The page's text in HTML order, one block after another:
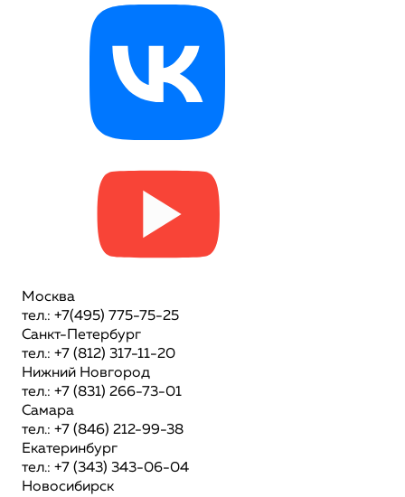
Москва
тел.: +7(495) 775-75-25
Санкт-Петербург
тел.: +7 (812) 317-11-20
Нижний Новгород
тел.: +7 (831) 266-73-01
Самара
тел.: +7 (846) 212-99-38
Екатеринбург
тел.: +7 (343) 343-06-04
Новосибирск